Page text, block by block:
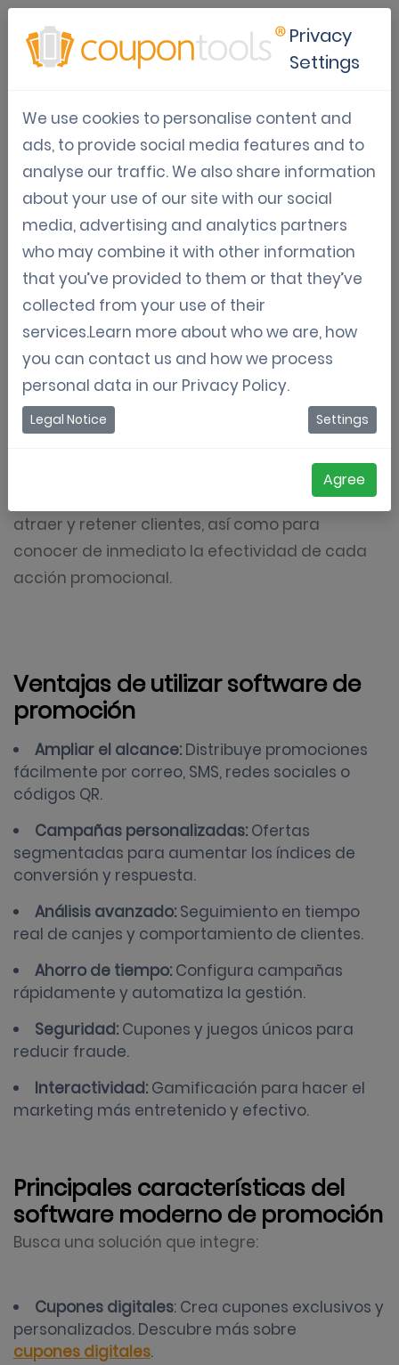
Software de promoción para
impulsar la fidelización
Jan 10, 2026
Tom Hendrix
¿Qué es un software de
promoción?
El software de promoción es una herramienta
digital que permite a las empresas crear,
distribuir y analizar campañas de marketing. Es
tarjetas de fidelidad y juegos interactivos,
facilitando la automatización del proceso para
atraer y retener clientes, así como para
conocer de inmediato la efectividad de cada
acción promocional.
Ventajas de utilizar software de
promoción
Ampliar el alcance: Distribuye promociones
fácilmente por correo, SMS, redes sociales o
códigos QR.
Campañas personalizadas: Ofertas
segmentadas para aumentar los índices de
conversión y respuesta.
Análisis avanzado: Seguimiento en tiempo
real de canjes y comportamiento de clientes.
Ahorro de tiempo: Configura campañas
rápidamente y automatiza la gestión.
Seguridad: Cupones y juegos únicos para
reducir fraude.
Interactividad: Gamificación para hacer el
marketing más entretenido y efectivo.
Principales características del
software moderno de promoción
Busca una solución que integre:
Cupones digitales: Crea cupones exclusivos y
personalizados. Descubre más sobre
cupones digitales.
Privacy
Settings
We use cookies to personalise content and
ads, to provide social media features and to
analyse our traffic. We also share information
about your use of our site with our social
media, advertising and analytics partners
who may combine it with other information
that you’ve provided to them or that they’ve
collected from your use of their
services.Learn more about who we are, how
you can contact us and how we process
personal data in our Privacy Policy.
Legal Notice Settings
Agree